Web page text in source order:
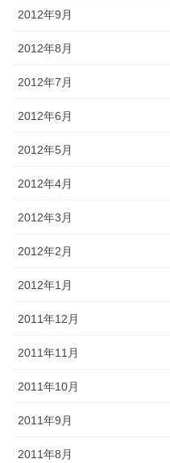
2012年9月
2012年8月
2012年7月
2012年6月
2012年5月
2012年4月
2012年3月
2012年2月
2012年1月
2011年12月
2011年11月
2011年10月
2011年9月
2011年8月